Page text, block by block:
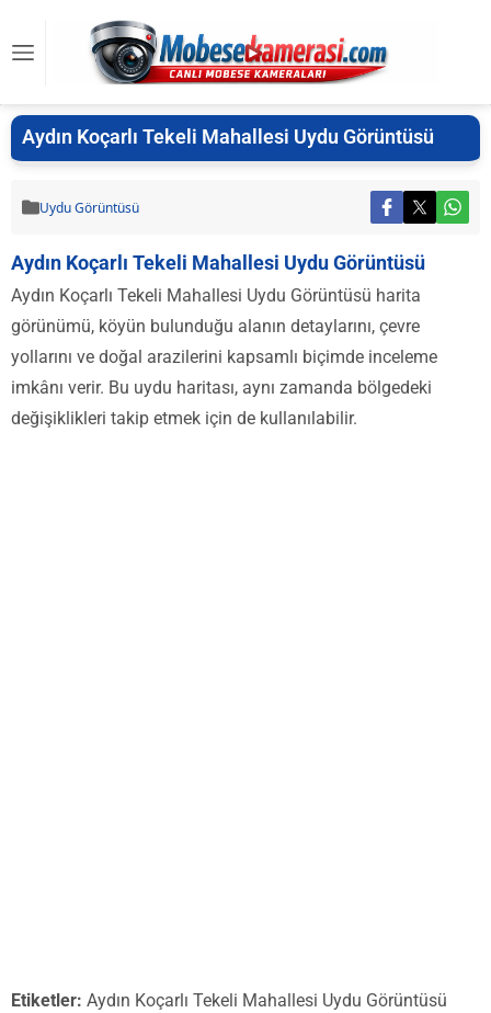
Aydın Koçarlı Tekeli Mahallesi Uydu Görüntüsü
Uydu Görüntüsü
Aydın Koçarlı Tekeli Mahallesi Uydu Görüntüsü
Aydın Koçarlı Tekeli Mahallesi Uydu Görüntüsü harita
görünümü, köyün bulunduğu alanın detaylarını, çevre
yollarını ve doğal arazilerini kapsamlı biçimde inceleme
imkânı verir. Bu uydu haritası, aynı zamanda bölgedeki
değişiklikleri takip etmek için de kullanılabilir.
Etiketler: Aydın Koçarlı Tekeli Mahallesi Uydu Görüntüsü